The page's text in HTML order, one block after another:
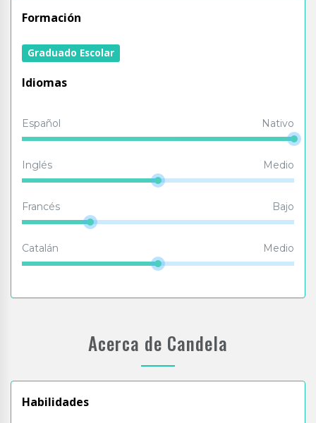
Formación
Graduado Escolar
Idiomas
Español Nativo
Inglés Medio
Francés Bajo
Catalán Medio
Acerca de Candela
Habilidades